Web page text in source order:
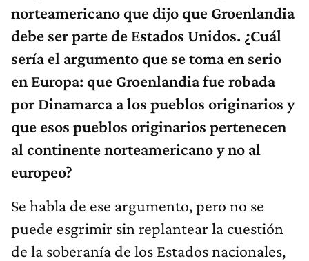
norteamericano que dijo que Groenlandia
debe ser parte de Estados Unidos. ¿Cuál
sería el argumento que se toma en serio
en Europa: que Groenlandia fue robada
por Dinamarca a los pueblos originarios y
que esos pueblos originarios pertenecen
al continente norteamericano y no al
europeo?
Se habla de ese argumento, pero no se
puede esgrimir sin replantear la cuestión
de la soberanía de los Estados nacionales,